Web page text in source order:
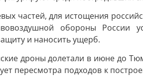
частей, для истощения
обороны России
и наносить ущерб.
дроны долетали в июне до
пересмотра подходов к